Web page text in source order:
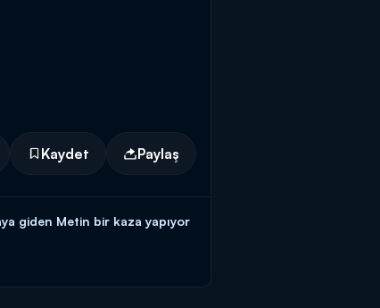
Kaydet Paylaş
giden Metin bir kaza yapıyor